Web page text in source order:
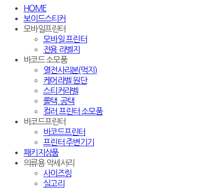
HOME
보이드스티커
모바일프린터
모바일 프린터
전용 라벨지
바코드 소모품
열전사리본(먹지)
케어라벨 원단
스티커라벨
롤택, 공택
컬러 프린터 소모품
바코드프린터
바코드프린터
프린터 주변기기
패키지상품
의류용 악세서리
사이즈링
실고리